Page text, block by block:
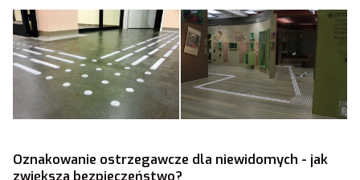
Oznakowanie ostrzegawcze dla niewidomych - jak